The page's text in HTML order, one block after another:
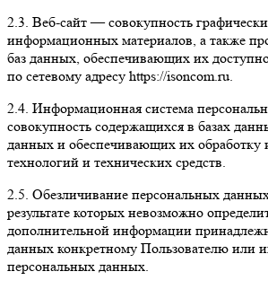
2.3. Веб-сайт — совокупность
информационных материалов, а также
баз данных, обеспечивающих их
по сетевому адресу https://isoncom.ru.
2.4. Информационная система
совокупность содержащихся в базах
данных и обеспечивающих их
технологий и технических средств.
2.5. Обезличивание персональных
результате которых невозможно
дополнительной информации
данных конкретному Пользователю или
персональных данных.